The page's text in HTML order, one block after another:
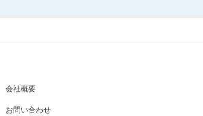
会社概要
お問い合わせ